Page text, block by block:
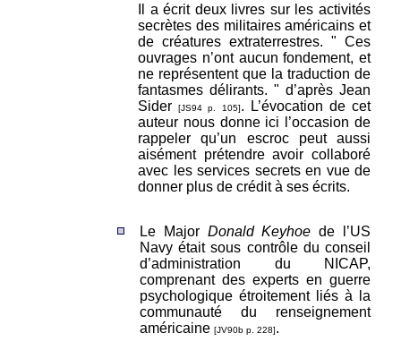
Il a écrit deux livres sur les activités
secrètes des militaires américains et
de créatures extraterrestres. " Ces
ouvrages n’ont aucun fondement, et
ne représentent que la traduction de
fantasmes délirants. " d’après Jean
Sider[JS94 p. 105]. L’évocation de cet
auteur nous donne ici l’occasion de
rappeler qu’un escroc peut aussi
aisément prétendre avoir collaboré
avec les services secrets en vue de
donner plus de crédit à ses écrits.
Le Major Donald Keyhoe de l’US
Navy était sous contrôle du conseil
d’administration du NICAP,
comprenant des experts en guerre
psychologique étroitement liés à la
communauté du renseignement
américaine [JV90b p. 228].